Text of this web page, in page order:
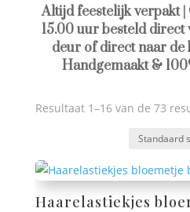
Altijd feestelijk verpakt
15.00 uur besteld
deur of direct naar de
Handgemaakt &
Resultaat 1–16 van de 73
Haarelastiekjes